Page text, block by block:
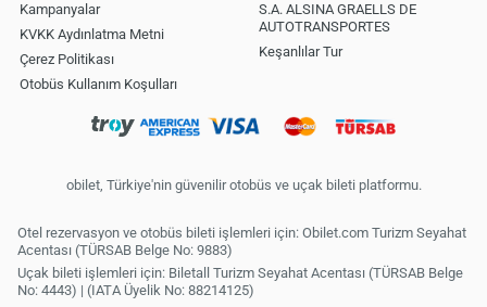
Kampanyalar
KVKK Aydınlatma Metni
Çerez Politikası
Otobüs Kullanım Koşulları
S.A. ALSINA GRAELLS DE
AUTOTRANSPORTES
Keşanlılar Tur
obilet, Türkiye'nin güvenilir otobüs ve uçak bileti platformu.
Otel rezervasyon ve otobüs bileti işlemleri için: Obilet.com Turizm Seyahat
Acentası (TÜRSAB Belge No: 9883)
Uçak bileti işlemleri için: Biletall Turizm Seyahat Acentası (TÜRSAB Belge
No: 4443) | (IATA Üyelik No: 88214125)